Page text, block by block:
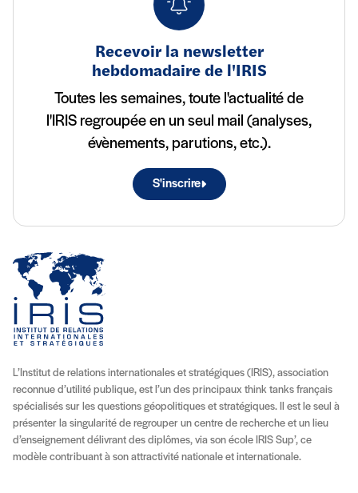
Recevoir la newsletter
hebdomadaire de l'IRIS
Toutes les semaines, toute l'actualité de
l'IRIS regroupée en un seul mail (analyses,
évènements, parutions, etc.).
S'inscrire
L’Institut de relations internationales et stratégiques (IRIS), association
reconnue d’utilité publique, est l’un des principaux think tanks français
spécialisés sur les questions géopolitiques et stratégiques. Il est le seul à
présenter la singularité de regrouper un centre de recherche et un lieu
d’enseignement délivrant des diplômes, via son école IRIS Sup’, ce
modèle contribuant à son attractivité nationale et internationale.